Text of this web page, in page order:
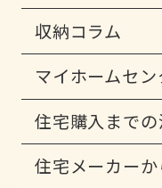
収納コラム
マイホームセ
住宅購入までの
住宅メーカー